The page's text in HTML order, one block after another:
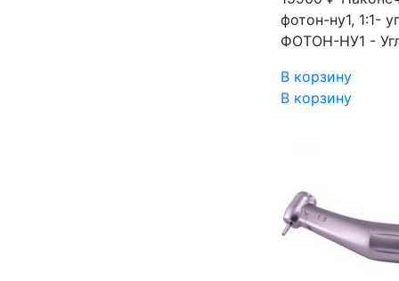
фотон-ну1, 1:1-
ФОТОН-НУ1 -
В корзину
В корзину